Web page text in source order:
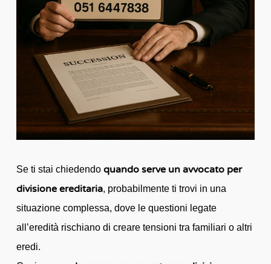
Se ti stai chiedendo quando serve un avvocato per
divisione ereditaria, probabilmente ti trovi in una
situazione complessa, dove le questioni legate
all’eredità rischiano di creare tensioni tra familiari o altri
eredi.